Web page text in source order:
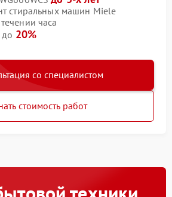
стиральных машин Miele
часа
20%
со специалистом
стоимость работ